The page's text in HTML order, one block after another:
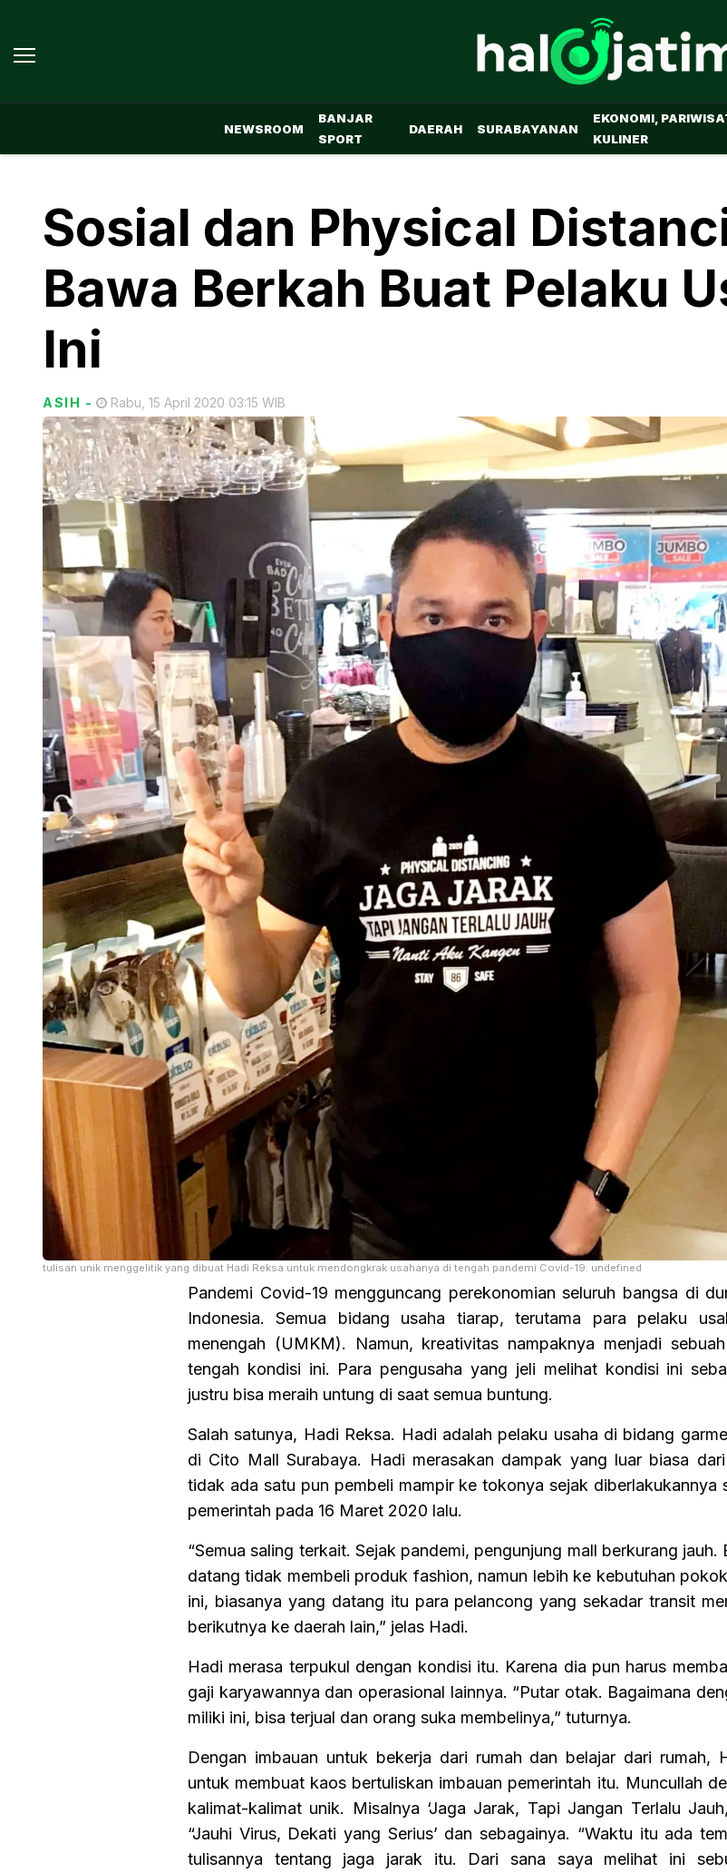
NEWSROOM
BANJAR
SPORT
DAERAH SURABAYANAN
EKONOMI,
KULINER
Sosial dan Physical
Bawa Berkah Buat Pelaku
Ini
ASIH - Rabu, 15 April 2020 03:15 WIB
tulisan unik menggelitik yang dibuat Hadi Reksa untuk mendongkrak usahanya di tengah pandemi Covid-19. undefined
Pandemi Covid-19 mengguncang perekonomian seluruh bangsa di
Indonesia. Semua bidang usaha tiarap, terutama para pelaku
menengah (UMKM). Namun, kreativitas nampaknya menjadi
tengah kondisi ini. Para pengusaha yang jeli melihat kondisi ini
justru bisa meraih untung di saat semua buntung.
Salah satunya, Hadi Reksa. Hadi adalah pelaku usaha di bidang
di Cito Mall Surabaya. Hadi merasakan dampak yang luar biasa
tidak ada satu pun pembeli mampir ke tokonya sejak diberlakukannya
pemerintah pada 16 Maret 2020 lalu.
“Semua saling terkait. Sejak pandemi, pengunjung mall berkurang jauh.
datang tidak membeli produk fashion, namun lebih ke kebutuhan
ini, biasanya yang datang itu para pelancong yang sekadar transit
berikutnya ke daerah lain,” jelas Hadi.
Hadi merasa terpukul dengan kondisi itu. Karena dia pun harus
gaji karyawannya dan operasional lainnya. “Putar otak. Bagaimana
miliki ini, bisa terjual dan orang suka membelinya,” tuturnya.
Dengan imbauan untuk bekerja dari rumah dan belajar dari rumah,
untuk membuat kaos bertuliskan imbauan pemerintah itu. Muncullah
kalimat-kalimat unik. Misalnya ‘Jaga Jarak, Tapi Jangan Terlalu
“Jauhi Virus, Dekati yang Serius’ dan sebagainya. “Waktu itu ada
tulisannya tentang jaga jarak itu. Dari sana saya melihat ini